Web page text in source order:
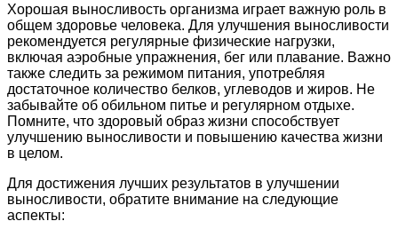
Хорошая выносливость организма играет важную роль в
общем здоровье человека. Для улучшения выносливости
рекомендуется регулярные физические нагрузки,
включая аэробные упражнения, бег или плавание. Важно
также следить за режимом питания, употребляя
достаточное количество белков, углеводов и жиров. Не
забывайте об обильном питье и регулярном отдыхе.
Помните, что здоровый образ жизни способствует
улучшению выносливости и повышению качества жизни
в целом.
Для достижения лучших результатов в улучшении
выносливости, обратите внимание на следующие
аспекты: